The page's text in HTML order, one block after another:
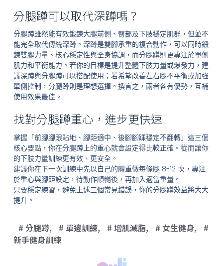
分腿蹲可以取代深蹲嗎？
分腿蹲雖然能有效鍛鍊大腿前側、臀部及下肢穩定肌群，但並不
能完全取代傳統深蹲。深蹲是雙腳承重的複合動作，可以同時鍛
鍊雙腿力量、核心穩定性與全身協調，而分腿蹲則更專注於單側
肌力和平衡能力。若你的目標是提升整體下肢力量或爆發力，建
議深蹲與分腿蹲可以搭配使用；若希望改善左右腿不平衡或加強
單側控制，分腿蹲則是理想選擇。換言之，兩者各有優勢，互補
使用效果最佳。
找對分腿蹲重心，進步更快速
掌握「前腳腳跟貼地、腳距適中、後腳腳踝穩定不翻轉」這三個
核心要點，你在分腿蹲上的重心就會設定得比較正確。從而讓你
的下肢力量訓練更有效、更安全。
建議你在下一次訓練中先以自己的體重做每條腿 8-12 次，專注
於重心與腳距設定，待動作順暢後，再加入適當重量。
只要穩定練習，避免上述三個常見錯誤，你的分腿蹲效益將大大
提升。
分腿蹲, 單邊訓練, 增肌減脂, 女生健身,
新手健身訓練